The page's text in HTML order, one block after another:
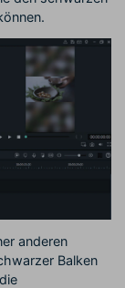
anderen
Balken